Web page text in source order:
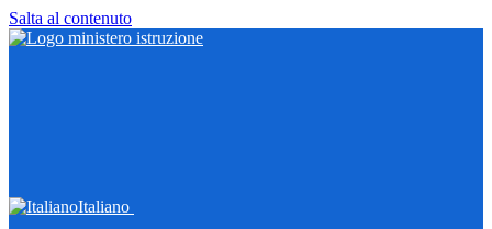
Salta al contenuto
Italiano